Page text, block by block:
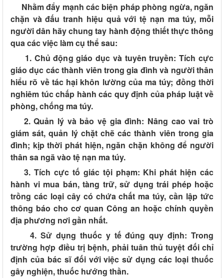
Nhằm đẩy mạnh các biện pháp phòng ngừa, ngăn
chặn và đấu tranh hiệu quả với tệ nạn ma túy, mỗi
người dân hãy chung tay hành động thiết thực thông
qua các việc làm cụ thể sau:
1. Chủ động giáo dục và tuyên truyền: Tích cực
giáo dục các thành viên trong gia đình và người thân
hiểu rõ về tác hại khôn lường của ma túy; đồng thời
nghiêm túc chấp hành các quy định của pháp luật về
phòng, chống ma túy.
2. Quản lý và bảo vệ gia đình: Nâng cao vai trò
giám sát, quản lý chặt chẽ các thành viên trong gia
đình; kịp thời phát hiện, ngăn chặn không để người
thân sa ngã vào tệ nạn ma túy.
3. Tích cực tố giác tội phạm: Khi phát hiện các
hành vi mua bán, tàng trữ, sử dụng trái phép hoặc
trồng các loại cây có chứa chất ma túy, cần lập tức
thông báo cho cơ quan Công an hoặc chính quyền
địa phương nơi gần nhất.
4. Sử dụng thuốc y tế đúng quy định: Trong
trường hợp điều trị bệnh, phải tuân thủ tuyệt đối chỉ
định của bác sĩ đối với việc sử dụng các loại thuốc
gây nghiện, thuốc hướng thần.